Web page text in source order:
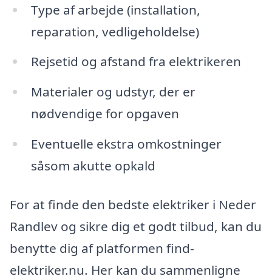
Type af arbejde (installation,
reparation, vedligeholdelse)
Rejsetid og afstand fra elektrikeren
Materialer og udstyr, der er
nødvendige for opgaven
Eventuelle ekstra omkostninger
såsom akutte opkald
For at finde den bedste elektriker i Neder
Randlev og sikre dig et godt tilbud, kan du
benytte dig af platformen find-
elektriker.nu. Her kan du sammenligne